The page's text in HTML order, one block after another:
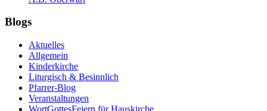
Blogs
Aktuelles
Allgemein
Kinderkirche
Liturgisch & Besinnlich
Pfarrer-Blog
Veranstaltungen
WortGottesFeiern für Hauskirche